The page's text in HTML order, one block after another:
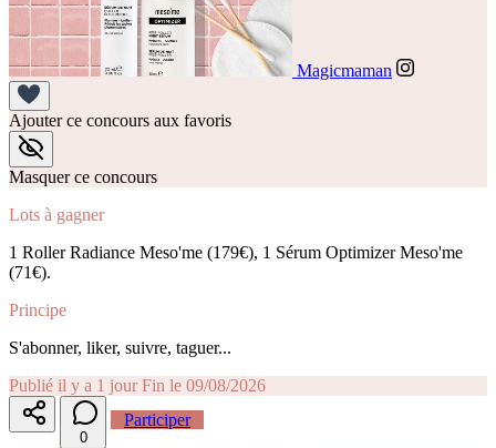
Magicmaman
Ajouter ce concours aux favoris
Masquer ce concours
Lots à gagner
1 Roller Radiance Meso'me (179€), 1 Sérum Optimizer Meso'me
(71€).
Principe
S'abonner, liker, suivre, taguer...
Publié il y a 1 jour Fin le 09/08/2026
0
Participer